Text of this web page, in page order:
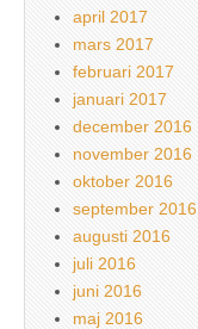
april 2017
mars 2017
februari 2017
januari 2017
december 2016
november 2016
oktober 2016
september 2016
augusti 2016
juli 2016
juni 2016
maj 2016